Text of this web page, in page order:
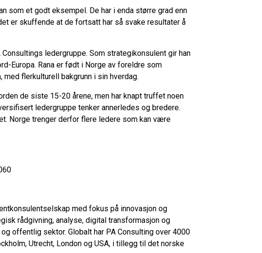
som et godt eksempel. De har i enda større grad enn
er skuffende at de fortsatt har så svake resultater å
ledergruppe. Som strategikonsulent gir han
Europa. Rana er født i Norge av foreldre som
flerkulturell bakgrunn i sin hverdag.
de siste 15-20 årene, men har knapt truffet noen
ledergruppe tenker annerledes og bredere.
Norge trenger derfor flere ledere som kan være
med fokus på innovasjon og
rådgivning, analyse, digital transformasjon og
offentlig sektor. Globalt har PA Consulting over 4000
Utrecht, London og USA, i tillegg til det norske